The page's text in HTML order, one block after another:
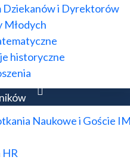
Dziekanów i Dyrektorów
Młodych
historyczne
Naukowe i Goście IM